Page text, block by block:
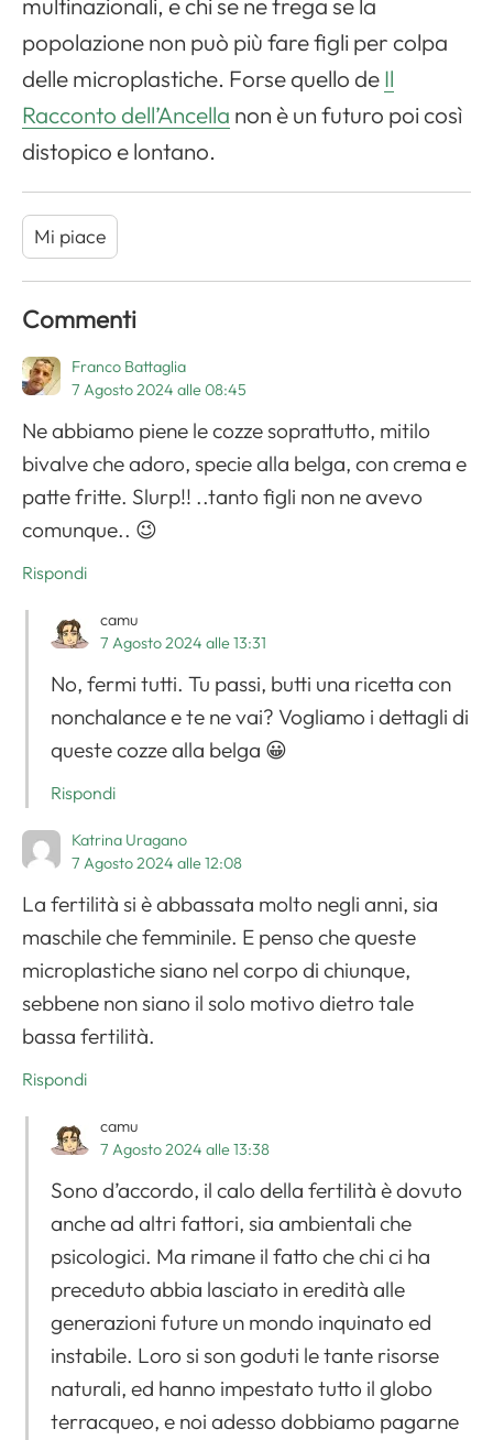
popolazione non può più fare figli per colpa
delle microplastiche. Forse quello deIl
Racconto dell’Ancella non è un futuro poi così
distopico e lontano.
Mi piace
Commenti
Franco Battaglia
7 Agosto 2024 alle 08:45
Ne abbiamo piene le cozze soprattutto, mitilo
bivalve che adoro, specie alla belga, con crema e
patte fritte. Slurp!! ..tanto figli non ne avevo
comunque.. 😉
Rispondi
camu
7 Agosto 2024 alle 13:31
No, fermi tutti. Tu passi, butti una ricetta con
nonchalance e te ne vai? Vogliamo i dettagli di
queste cozze alla belga 😀
Rispondi
Katrina Uragano
7 Agosto 2024 alle 12:08
La fertilità si è abbassata molto negli anni, sia
maschile che femminile. E penso che queste
microplastiche siano nel corpo di chiunque,
sebbene non siano il solo motivo dietro tale
bassa fertilità.
Rispondi
camu
7 Agosto 2024 alle 13:38
Sono d’accordo, il calo della fertilità è dovuto
anche ad altri fattori, sia ambientali che
psicologici. Ma rimane il fatto che chi ci ha
preceduto abbia lasciato in eredità alle
generazioni future un mondo inquinato ed
instabile. Loro si son goduti le tante risorse
naturali, ed hanno impestato tutto il globo
terracqueo, e noi adesso dobbiamo pagarne